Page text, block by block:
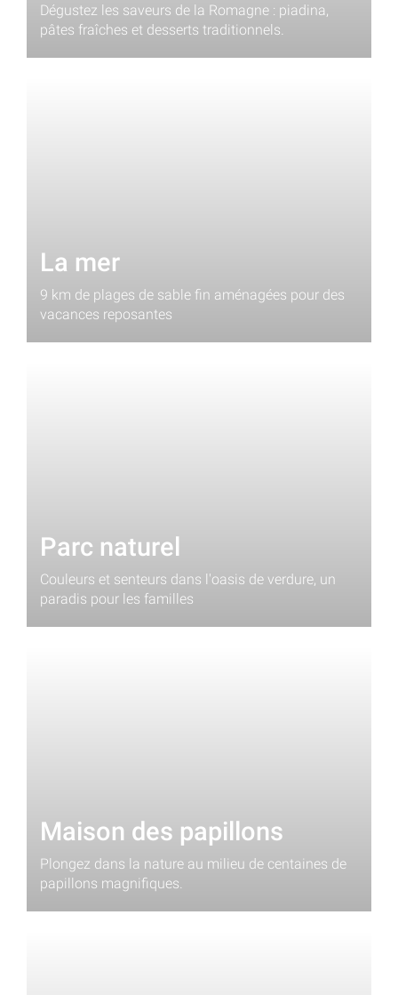
Dégustez les saveurs de la Romagne : piadina,
pâtes fraîches et desserts traditionnels.
La mer
9 km de plages de sable fin aménagées pour des
vacances reposantes
Parc naturel
Couleurs et senteurs dans l'oasis de verdure, un
paradis pour les familles
Maison des papillons
Plongez dans la nature au milieu de centaines de
papillons magnifiques.